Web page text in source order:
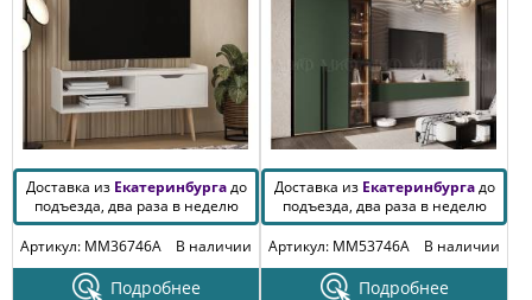
Доставка из Екатеринбургадо
подъезда, два раза в неделю
Артикул: MM36746A
В наличии
Подробнее
Доставка из Екатеринбургадо
подъезда, два раза в неделю
Артикул: MM53746A
В наличии
Подробнее